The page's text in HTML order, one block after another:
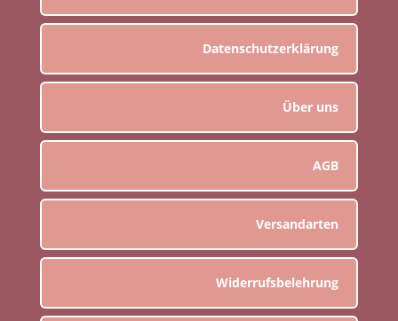
Datenschutzerklärung
Über uns
AGB
Versandarten
Widerrufsbelehrung